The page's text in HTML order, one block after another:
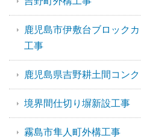
鹿児島市伊敷台ブロック
工事
鹿児島県吉野耕土間コン
境界間仕切り塀新設工事
霧島市隼人町外構工事